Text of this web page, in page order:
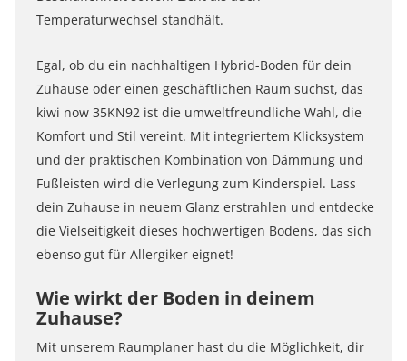
Temperaturwechsel standhält.
Egal, ob du ein nachhaltigen Hybrid-Boden für dein
Zuhause oder einen geschäftlichen Raum suchst, das
kiwi now 35KN92 ist die umweltfreundliche Wahl, die
Komfort und Stil vereint. Mit integriertem Klicksystem
und der praktischen Kombination von Dämmung und
Fußleisten wird die Verlegung zum Kinderspiel. Lass
dein Zuhause in neuem Glanz erstrahlen und entdecke
die Vielseitigkeit dieses hochwertigen Bodens, das sich
ebenso gut für Allergiker eignet!
Wie wirkt der Boden in deinem
Zuhause?
Mit unserem Raumplaner hast du die Möglichkeit, dir